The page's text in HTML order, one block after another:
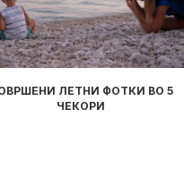
СТРАВ ОД СИЛНИ ЗВУЦИ: 3
ПРАКТИЧНИ ЧЕКОРИ